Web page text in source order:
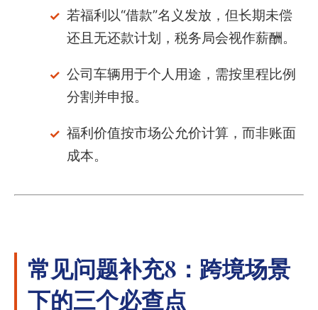
若福利以“借款”名义发放，但长期未偿
还且无还款计划，税务局会视作薪酬。
公司车辆用于个人用途，需按里程比例
分割并申报。
福利价值按市场公允价计算，而非账面
成本。
常见问题补充8：跨境场景
下的三个必查点